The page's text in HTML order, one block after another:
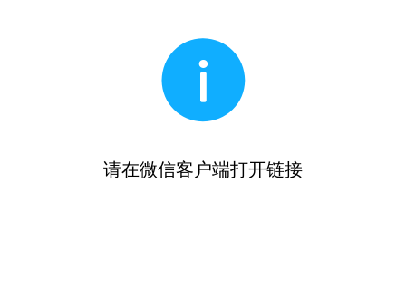
请在微信客户端打开链接